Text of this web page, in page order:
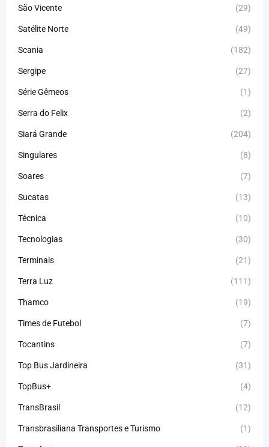
São Vicente (29)
Satélite Norte (49)
Scania (182)
Sergipe (27)
Série Gêmeos (1)
Serra do Felix (2)
Siará Grande (204)
Singulares (8)
Soares (7)
Sucatas (13)
Técnica (10)
Tecnologias (30)
Terminais (21)
Terra Luz (111)
Thamco (19)
Times de Futebol (7)
Tocantins (7)
Top Bus Jardineira (31)
TopBus+ (4)
TransBrasil (12)
Transbrasiliana Transportes e Turismo (1)